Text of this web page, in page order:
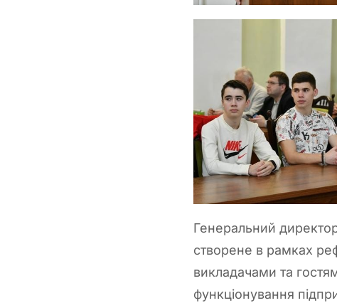
Генеральний
створене в рамках
викладачами та
функціонування